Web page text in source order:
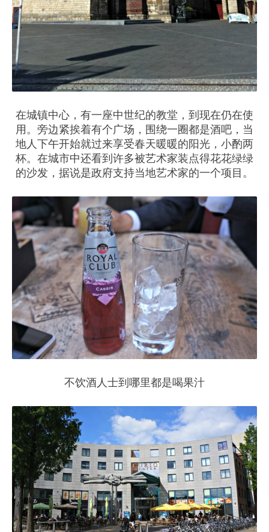
在城镇中心，有一座中世纪的教堂，到现在仍在使
用。旁边紧挨着有个广场，围绕一圈都是酒吧，当
地人下午开始就过来享受春天暖暖的阳光，小酌两
杯。在城市中还看到许多被艺术家装点得花花绿绿
的沙发，据说是政府支持当地艺术家的一个项目。
不饮酒人士到哪里都是喝果汁